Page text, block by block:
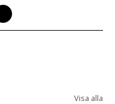
Visa alla